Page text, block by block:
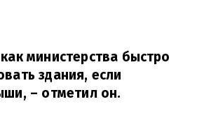
министерства быстро
здания, если
– отметил он.